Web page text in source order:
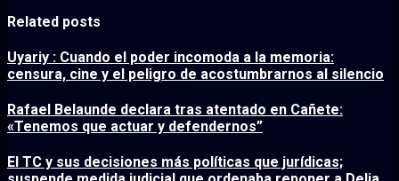
Related posts
Uyariy : Cuando el poder incomoda a la memoria:
censura, cine y el peligro de acostumbrarnos al silencio
Rafael Belaunde declara tras atentado en Cañete:
«Tenemos que actuar y defendernos”
El TC y sus decisiones más políticas que jurídicas;